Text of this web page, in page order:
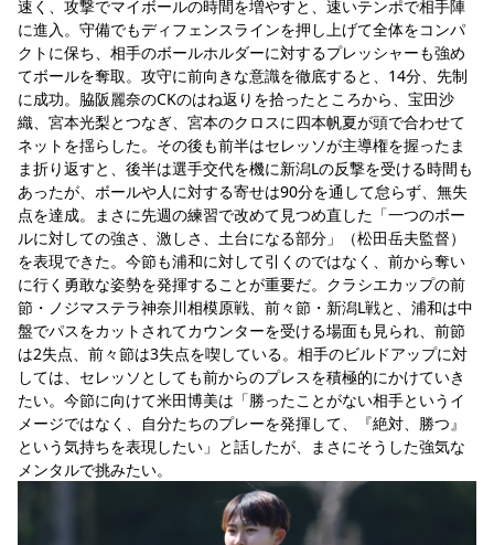
速く、攻撃でマイボールの時間を増やすと、速いテンポで相手陣
に進入。守備でもディフェンスラインを押し上げて全体をコンパ
クトに保ち、相手のボールホルダーに対するプレッシャーも強め
てボールを奪取。攻守に前向きな意識を徹底すると、14分、先制
に成功。脇阪麗奈のCKのはね返りを拾ったところから、宝田沙
織、宮本光梨とつなぎ、宮本のクロスに四本帆夏が頭で合わせて
ネットを揺らした。その後も前半はセレッソが主導権を握ったま
ま折り返すと、後半は選手交代を機に新潟Lの反撃を受ける時間も
あったが、ボールや人に対する寄せは90分を通して怠らず、無失
点を達成。まさに先週の練習で改めて見つめ直した「一つのボー
ルに対しての強さ、激しさ、土台になる部分」（松田岳夫監督）
を表現できた。今節も浦和に対して引くのではなく、前から奪い
に行く勇敢な姿勢を発揮することが重要だ。クラシエカップの前
節・ノジマステラ神奈川相模原戦、前々節・新潟L戦と、浦和は中
盤でパスをカットされてカウンターを受ける場面も見られ、前節
は2失点、前々節は3失点を喫している。相手のビルドアップに対
しては、セレッソとしても前からのプレスを積極的にかけていき
たい。今節に向けて米田博美は「勝ったことがない相手というイ
メージではなく、自分たちのプレーを発揮して、『絶対、勝つ』
という気持ちを表現したい」と話したが、まさにそうした強気な
メンタルで挑みたい。